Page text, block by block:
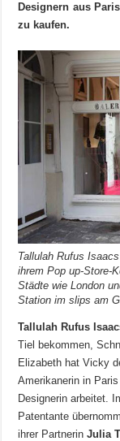
Designern aus
zu kaufen.
Tallulah Rufus
ihrem Pop up-Store-
Städte wie London
Station im slips am
Tallulah Rufus
Tiel bekommen,
Elizabeth hat Vicky
Amerikanerin in
Designerin arbeitet.
Patentante
ihrer PartnerinJulia